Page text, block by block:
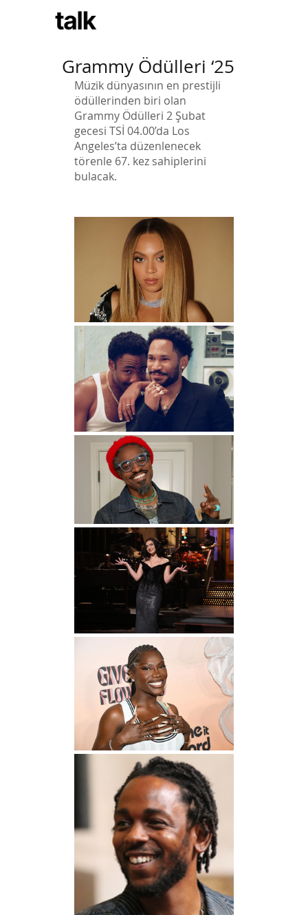
Grammy Ödülleri ‘25
Müzik dünyasının en prestijli
ödüllerinden biri olan
Grammy Ödülleri 2 Şubat
gecesi TSİ 04.00’da Los
Angeles’ta düzenlenecek
törenle 67. kez sahiplerini
bulacak.